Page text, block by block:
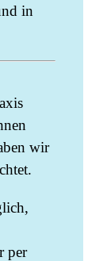
in
wir
per